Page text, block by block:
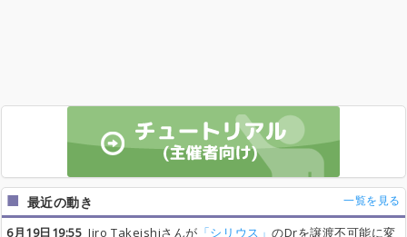
最近の動き 一覧を見る
6月19日19:55 Jiro Takeishiさんが 「シリウス」のDrを譲渡不可能に変